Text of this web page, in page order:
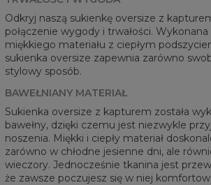
Odkryj naszą sukienkę oversize z
połączenie wygody i trwałości.
miękkiego materiału z ciepłym
sukienka oversize zapewnia zarówno
stylowy sposób.
BAWEŁNIANY MATERIAŁ
Sukienka oversize z kapturem została
bawełny, dzięki czemu jest niezwykle
noszenia. Miękki i ciepły materiał
zarówno w chłodne jesienne dni, ale
wieczory. Jednocześnie tkanina jest
że zawsze poczujesz się w niej